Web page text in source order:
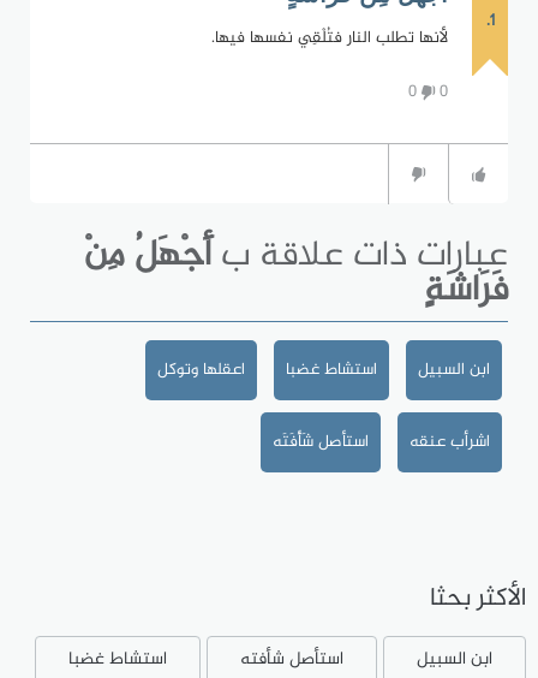
1.
لأنها تطلب النار فتُلْقِي نفسها فيها.
0
0
عبارات ذات علاقة بأَجْهَلُ مِنْ
فَرَاشَةٍ
ابن السبيل استشاط غضبا اعقلها وتوكل
اشرأب عنقه استأصل شَأْفَتَه
الأكثر بحثا
ابن السبيل استأصل شأفته
استشاط غضبا